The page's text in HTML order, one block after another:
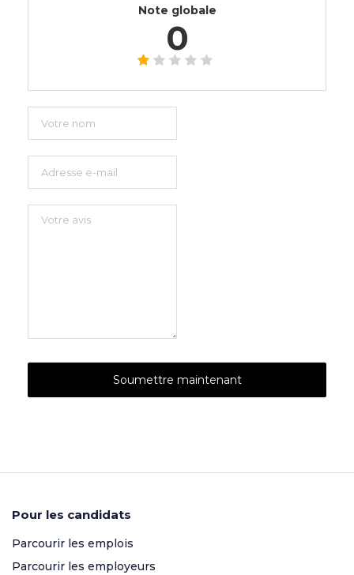
Note globale
0
Pour les candidats
Parcourir les emplois
Parcourir les employeurs